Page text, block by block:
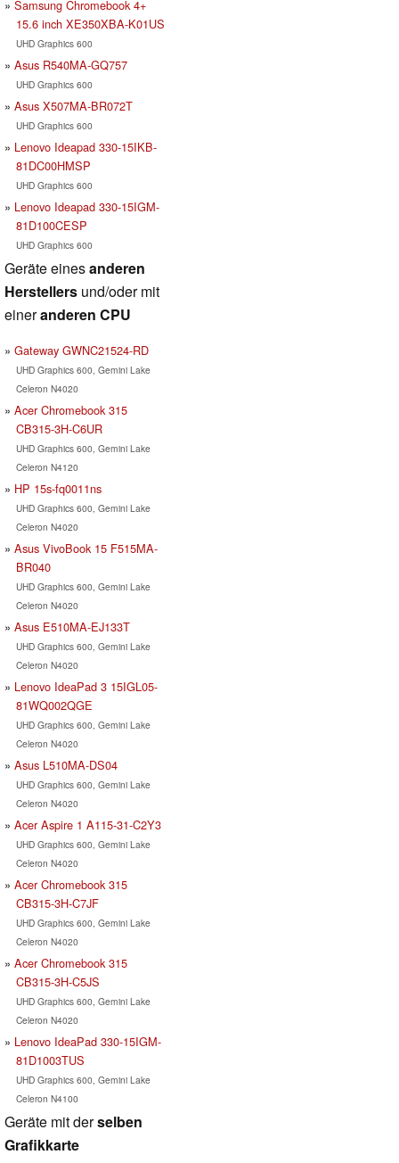
Samsung Chromebook 4+
15.6 inch XE350XBA-K01US
UHD Graphics 600
Asus R540MA-GQ757
UHD Graphics 600
Asus X507MA-BR072T
UHD Graphics 600
Lenovo Ideapad 330-15IKB-
81DC00HMSP
UHD Graphics 600
Lenovo Ideapad 330-15IGM-
81D100CESP
UHD Graphics 600
Geräte einesanderen
Herstellers und/oder mit
eineranderen CPU
Gateway GWNC21524-RD
UHD Graphics 600, Gemini Lake
Celeron N4020
Acer Chromebook 315
CB315-3H-C6UR
UHD Graphics 600, Gemini Lake
Celeron N4120
HP 15s-fq0011ns
UHD Graphics 600, Gemini Lake
Celeron N4020
Asus VivoBook 15 F515MA-
BR040
UHD Graphics 600, Gemini Lake
Celeron N4020
Asus E510MA-EJ133T
UHD Graphics 600, Gemini Lake
Celeron N4020
Lenovo IdeaPad 3 15IGL05-
81WQ002QGE
UHD Graphics 600, Gemini Lake
Celeron N4020
Asus L510MA-DS04
UHD Graphics 600, Gemini Lake
Celeron N4020
Acer Aspire 1 A115-31-C2Y3
UHD Graphics 600, Gemini Lake
Celeron N4020
Acer Chromebook 315
CB315-3H-C7JF
UHD Graphics 600, Gemini Lake
Celeron N4020
Acer Chromebook 315
CB315-3H-C5JS
UHD Graphics 600, Gemini Lake
Celeron N4020
Lenovo IdeaPad 330-15IGM-
81D1003TUS
UHD Graphics 600, Gemini Lake
Celeron N4100
Geräte mit derselben
Grafikkarte